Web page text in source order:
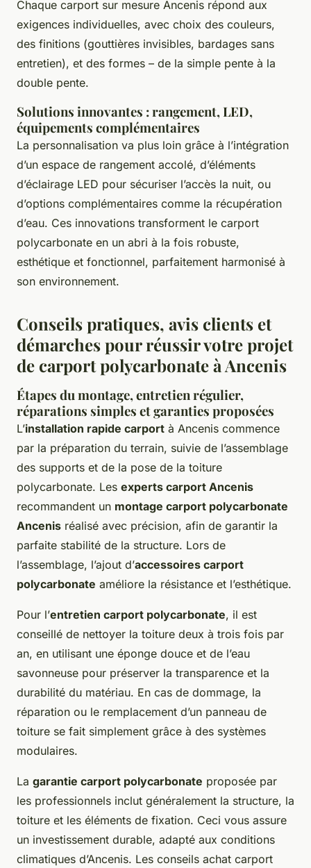
Chaque carport sur mesure Ancenis répond aux
exigences individuelles, avec choix des couleurs,
des finitions (gouttières invisibles, bardages sans
entretien), et des formes – de la simple pente à la
double pente.
Solutions innovantes : rangement, LED,
équipements complémentaires
La personnalisation va plus loin grâce à l’intégration
d’un espace de rangement accolé, d’éléments
d’éclairage LED pour sécuriser l’accès la nuit, ou
d’options complémentaires comme la récupération
d’eau. Ces innovations transforment le carport
polycarbonate en un abri à la fois robuste,
esthétique et fonctionnel, parfaitement harmonisé à
son environnement.
Conseils pratiques, avis clients et
démarches pour réussir votre projet
de carport polycarbonate à Ancenis
Étapes du montage, entretien régulier,
réparations simples et garanties proposées
L’installation rapide carport à Ancenis commence
par la préparation du terrain, suivie de l’assemblage
des supports et de la pose de la toiture
polycarbonate. Les experts carport Ancenis
recommandent un montage carport polycarbonate
Ancenis réalisé avec précision, afin de garantir la
parfaite stabilité de la structure. Lors de
l’assemblage, l’ajout d’accessoires carport
polycarbonate améliore la résistance et l’esthétique.
Pour l’entretien carport polycarbonate, il est
conseillé de nettoyer la toiture deux à trois fois par
an, en utilisant une éponge douce et de l’eau
savonneuse pour préserver la transparence et la
durabilité du matériau. En cas de dommage, la
réparation ou le remplacement d’un panneau de
toiture se fait simplement grâce à des systèmes
modulaires.
La garantie carport polycarbonate proposée par
les professionnels inclut généralement la structure, la
toiture et les éléments de fixation. Ceci vous assure
un investissement durable, adapté aux conditions
climatiques d’Ancenis. Les conseils achat carport